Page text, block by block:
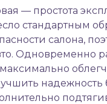
— простота
стандартным
салона,
Одновременно
надежность